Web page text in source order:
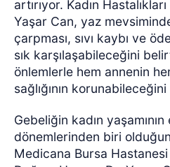
artırıyor. Kadın
Yaşar Can, yaz
çarpması, sıvı kaybı ve
sık karşılaşabileceğini
önlemlerle hem annenin
sağlığının
Gebeliğin kadın
dönemlerinden biri
Medicana Bursa Hastanesi